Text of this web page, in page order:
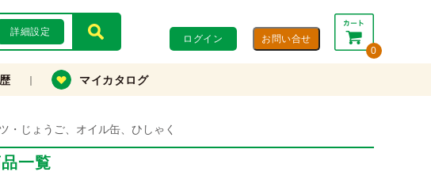
詳細設定
ログイン
0
合計： 0円
カートを見る・注文する
マイカタログ
・じょうご、オイル缶、ひしゃく
一覧